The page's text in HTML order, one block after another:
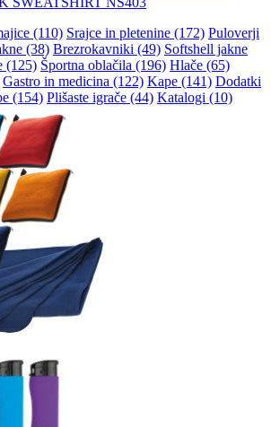
(110) Srajce in pletenine (172) Puloverji
(38) Brezrokavniki (49) Softshell jakne
(125) Športna oblačila (196) Hlače (65)
Gastro in medicina (122) Kape (141) Dodatki
(154) Plišaste igrače (44) Katalogi (10)